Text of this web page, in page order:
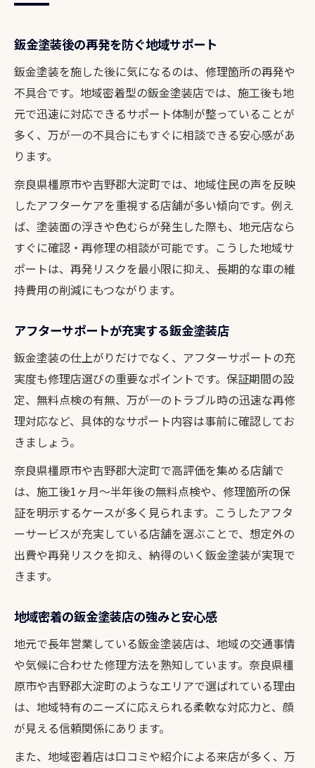
鈑金塗装後の再発を防ぐ地域サポート
鈑金塗装を施した後に気になるのは、修理箇所の再発や
不具合です。地域密着型の鈑金塗装店では、施工後も地
元で迅速に対応できるサポート体制が整っていることが
多く、万が一の不具合にもすぐに相談できる安心感があ
ります。
奈良県橿原市や吉野郡大淀町では、地域住民の声を反映
したアフターケアを重視する店舗が多い傾向です。例え
ば、塗装面の浮きや色むらが発生した際も、地元店なら
すぐに確認・再修理の相談が可能です。こうした地域サ
ポートは、再発リスクを最小限に抑え、長期的な車の維
持費用の削減にもつながります。
アフターサポートが充実する鈑金塗装店
鈑金塗装の仕上がりだけでなく、アフターサポートの充
実度も修理店選びの重要なポイントです。保証期間の設
定、無料点検の有無、万が一のトラブル時の迅速な再修
理対応など、具体的なサポート内容は事前に確認してお
きましょう。
奈良県橿原市や吉野郡大淀町で高評価を集める店舗で
は、施工後1ヶ月～半年後の無料点検や、修理箇所の保
証を明示するケースが多く見られます。こうしたアフタ
ーサービスが充実している店舗を選ぶことで、想定外の
出費や再発リスクを抑え、納得のいく鈑金塗装が実現で
きます。
地域密着の鈑金塗装店の強みと安心感
地元で長年営業している鈑金塗装店は、地域の交通事情
や気候に合わせた修理方法を熟知しています。奈良県橿
原市や吉野郡大淀町のようなエリアで選ばれている理由
は、地域特有のニーズに応えられる柔軟な対応力と、顔
が見える信頼関係にあります。
また、地域密着店は口コミや紹介による来店が多く、万